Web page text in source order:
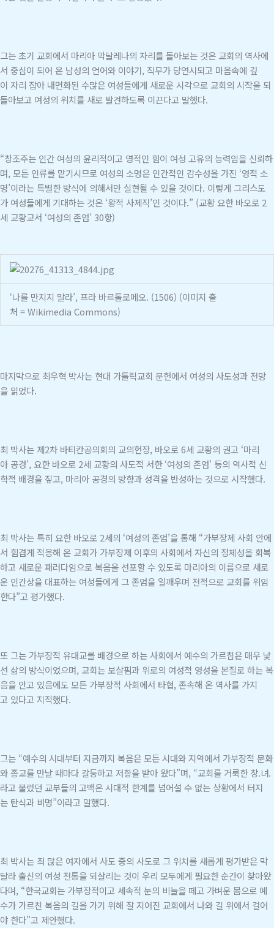
그는 초기 교회에서 마리아 막달레나의 자리를 돌아보는 것은 교회의 역사에
서 중심이 되어 온 남성의 언어와 이야기, 직무가 당연시되고 마음속에 깊
이 자리 잡아 내면화된 수많은 여성들에게 새로운 시각으로 교회의 시작을 되
돌아보고 여성의 위치를 새로 발견하도록 이끈다고 말했다.
“창조주는 인간 여성의 윤리적이고 영적인 힘이 여성 고유의 능력임을 신뢰하
며, 모든 인류를 맡기시므로 여성의 소명은 인간적인 감수성을 가진 ‘영적 소
명’이라는 특별한 방식에 의해서만 실현될 수 있을 것이다. 이렇게 그리스도
가 여성들에게 기대하는 것은 ‘왕적 사제직’인 것이다.” (교황 요한 바오로 2
세 교황교서 ‘여성의 존엄’ 30항)
‘나를 만지지 말라’, 프라 바르톨로메오. (1506) (이미지 출
처 = Wikimedia Commons)
마지막으로 최우혁 박사는 현대 가톨릭교회 문헌에서 여성의 사도성과 전망
을 읽었다.
최 박사는 제2차 바티칸공의회의 교의헌장, 바오로 6세 교황의 권고 ‘마리
아 공경’, 요한 바오로 2세 교황의 사도적 서한 ‘여성의 존엄’ 등의 역사적 신
학적 배경을 짚고, 마리아 공경의 방향과 성격을 반성하는 것으로 시작했다.
최 박사는 특히 요한 바오로 2세의 ‘여성의 존엄’을 통해 “가부장제 사회 안에
서 힘겹게 적응해 온 교회가 가부장제 이후의 사회에서 자신의 정체성을 회복
하고 새로운 패러다임으로 복음을 선포할 수 있도록 마리아의 이름으로 새로
운 인간상을 대표하는 여성들에게 그 존엄을 일깨우며 전적으로 교회를 위임
한다”고 평가했다.
또 그는 가부장적 유대교를 배경으로 하는 사회에서 예수의 가르침은 매우 낯
선 삶의 방식이었으며, 교회는 보살핌과 위로의 여성적 영성을 본질로 하는 복
음을 안고 있음에도 모든 가부장적 사회에서 타협, 존속해 온 역사를 가지
고 있다고 지적했다.
그는 “예수의 시대부터 지금까지 복음은 모든 시대와 지역에서 가부장적 문화
와 종교를 만날 때마다 갈등하고 저항을 받아 왔다”며, “교회를 거룩한 창.녀.
라고 불렀던 교부들의 고백은 시대적 한계를 넘어설 수 없는 상황에서 터지
는 탄식과 비명”이라고 말했다.
최 박사는 죄 많은 여자에서 사도 중의 사도로 그 위치를 새롭게 평가받은 막
달라 출신의 여성 전통을 되살리는 것이 우리 모두에게 필요한 순간이 찾아왔
다며, “한국교회는 가부장적이고 세속적 눈의 비늘을 떼고 가벼운 몸으로 예
수가 가르친 복음의 길을 가기 위해 잘 지어진 교회에서 나와 길 위에서 걸어
야 한다”고 제안했다.